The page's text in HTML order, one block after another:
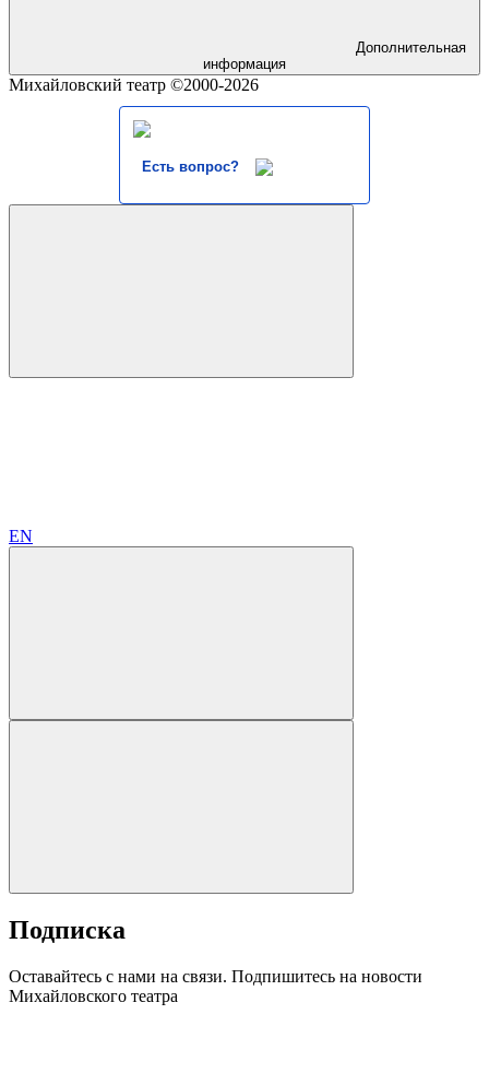
Дополнительная
информация
Михайловский театр ©2000-2026
Есть вопрос?
EN
Подписка
Оставайтесь с нами на связи. Подпишитесь на новости
Михайловского театра